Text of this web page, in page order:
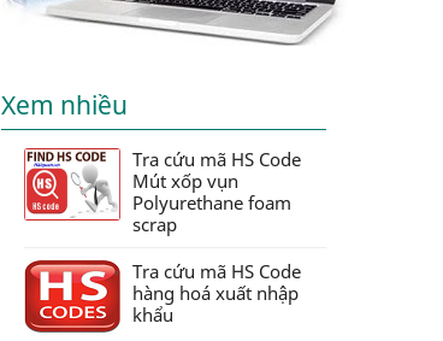
Xem nhiều
Tra cứu mã HS Code
Mút xốp vụn
Polyurethane foam
scrap
Tra cứu mã HS Code
hàng hoá xuất nhập
khẩu